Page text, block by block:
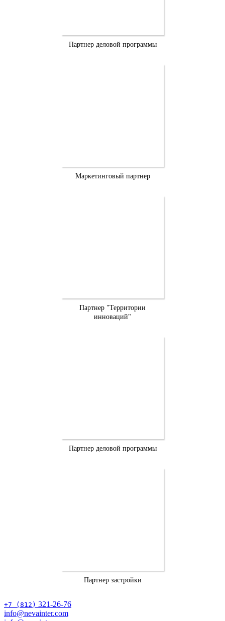
Партнер деловой программы
Маркетинговый партнер
Партнер "Территории
инноваций"
Партнер деловой программы
Партнер застройки
+7 (812) 321-26-76
info@nevainter.com